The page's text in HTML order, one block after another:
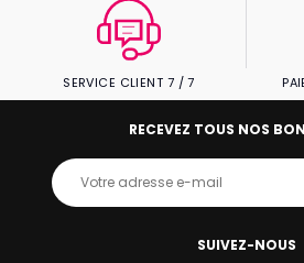
SERVICE CLIENT 7 / 7
SUIVEZ-NOUS
RECEVEZ TOUS NOS